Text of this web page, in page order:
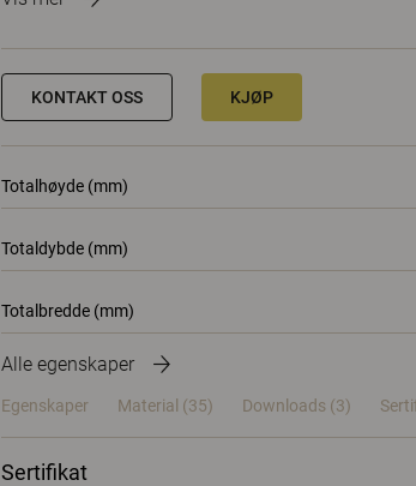
KONTAKT OSS KJØP
Totalhøyde (mm)
Totaldybde (mm)
Totalbredde (mm)
Alle egenskaper
Egenskaper Material (35) Downloads (3)
Sertifikat